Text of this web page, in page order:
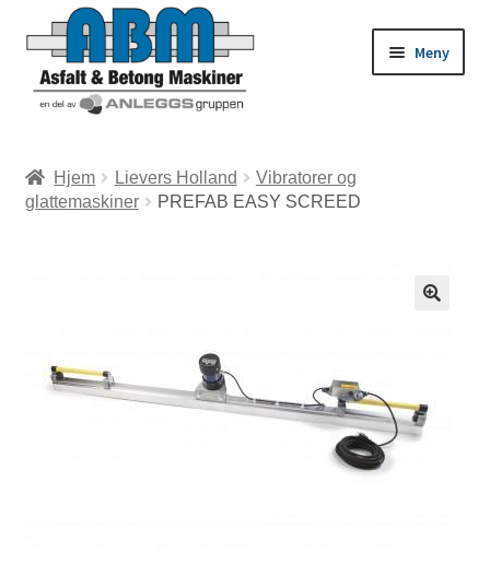
Meny
Hjem Lievers Holland
Vibratorer og
glattemaskiner
PREFAB EASY SCREED